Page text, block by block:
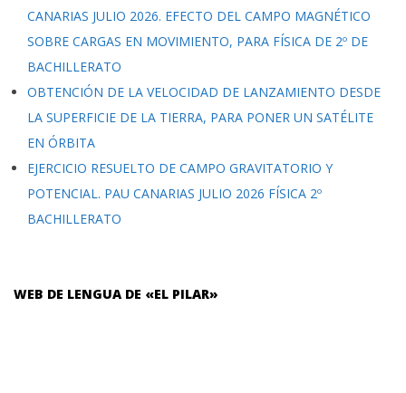
CANARIAS JULIO 2026. EFECTO DEL CAMPO MAGNÉTICO
SOBRE CARGAS EN MOVIMIENTO, PARA FÍSICA DE 2º DE
BACHILLERATO
OBTENCIÓN DE LA VELOCIDAD DE LANZAMIENTO DESDE
LA SUPERFICIE DE LA TIERRA, PARA PONER UN SATÉLITE
EN ÓRBITA
EJERCICIO RESUELTO DE CAMPO GRAVITATORIO Y
POTENCIAL. PAU CANARIAS JULIO 2026 FÍSICA 2º
BACHILLERATO
WEB DE LENGUA DE «EL PILAR»